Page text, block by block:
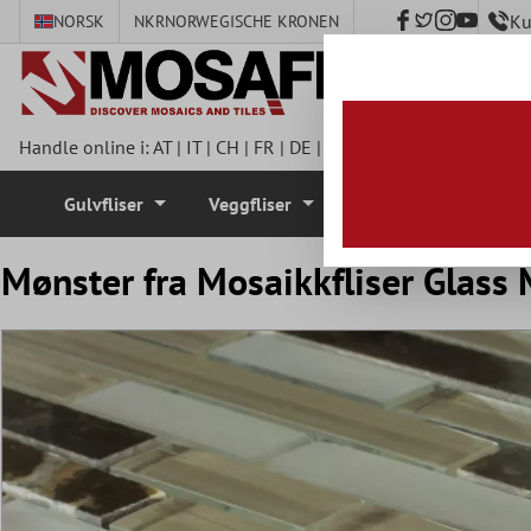
NORSK NKRNORWEGISCHE KRONEN
Handle online i:AT| IT| CH | FR | DE |
Gulvfliser Veggfliser
Mønster fra Mosaikkfliser Glass